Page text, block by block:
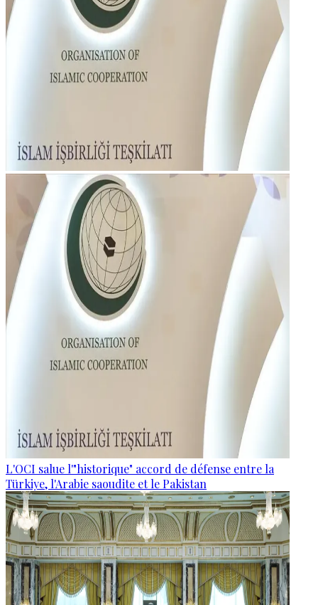
L'OCI salue l'"historique" accord de défense entre la
Türkiye, l'Arabie saoudite et le Pakistan